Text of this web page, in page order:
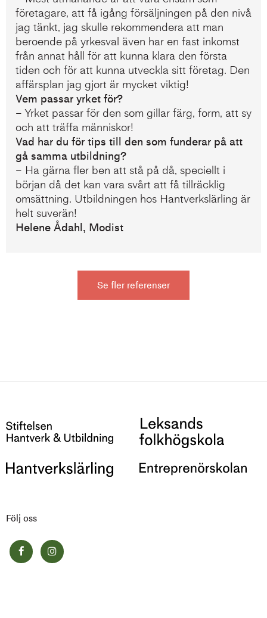
företagare, att få igång försäljningen på den nivå
jag tänkt, jag skulle rekommendera att man
beroende på yrkesval även har en fast inkomst
från annat håll för att kunna klara den första
tiden och för att kunna utveckla sitt företag. Den
affärsplan jag gjort är mycket viktig!
Vem passar yrket för?
– Yrket passar för den som gillar färg, form, att sy
och att träffa människor!
Vad har du för tips till den som funderar på att
gå samma utbildning?
– Ha gärna fler ben att stå på då, speciellt i
början då det kan vara svårt att få tillräcklig
omsättning. Utbildningen hos Hantverkslärling är
helt suverän!
Helene Ådahl, Modist
Se fler referenser
Följ oss